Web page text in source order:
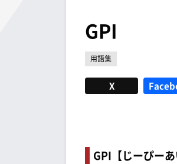
GPI
用語集
X
GPI【じーぴーあ